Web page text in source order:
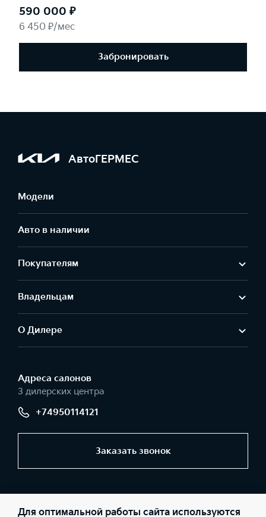
590 000 ₽
6 450 ₽/мес
Забронировать
АвтоГЕРМЕС
Модели
Авто в наличии
Покупателям
Владельцам
О Дилере
Адреса салонов
3 дилерских центра
+74950114121
Заказать звонок
(Фактический адрес: г. Москва, МКАД 44 км, д. 1 (внешняя
сторона); Телефон: +74950114121; ИНН: 5032237788; ОГРН:
Для оптимальной работы сайта используются